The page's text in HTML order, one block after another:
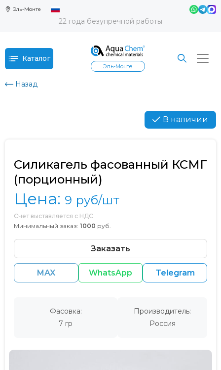
Эль-Монте
22 года безупречной работы
Каталог
Эль-Монте
Назад
В наличии
Силикагель фасованный КСМГ
(порционный)
Цена: 9 руб/шт
Счет выставляется с НДС
Минимальный заказ: 1000 руб.
Заказать
MAX WhatsApp Telegram
Фасовка:
7 гр
Производитель:
Россия